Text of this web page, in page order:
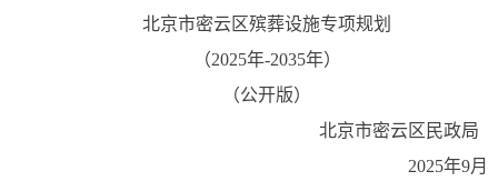
北京市密云区殡葬设施专项规划
（2025年-2035年）
（公开版）
北京市密云区民政局
2025年9月